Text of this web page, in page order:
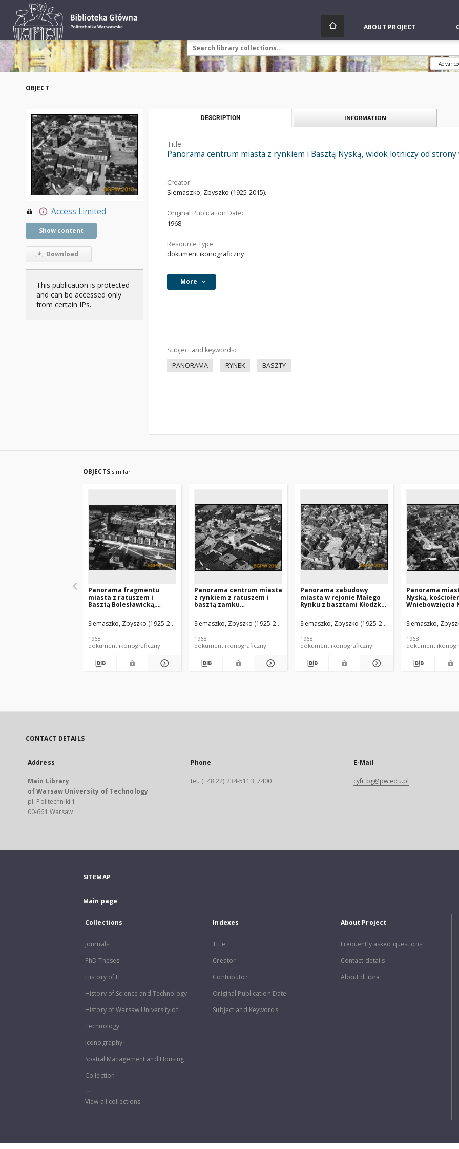
ABOUT PROJECT
OBJECT
Access Limited
Show content
Download
This publication is protected
and can be accessed only
from certain IPs.
DESCRIPTION INFORMATION
Title:
Panorama centrum miasta z rynkiem i Basztą Nyską, widok lotniczy od strony
Creator:
Siemaszko, Zbyszko (1925-2015).
Original Publication Date:
1968
Resource Type:
dokument ikonograficzny
More
Subject and keywords:
PANORAMA
RYNEK BASZTY
OBJECTS similar
Panorama fragmentu
miasta z ratuszem i
Basztą Bolesławicką,
południowej, Lwówek
Śląski
Siemaszko, Zbyszko (1925-2015).
1968
dokument ikonograficzny
Panorama centrum miasta
z rynkiem z ratuszem i
basztą zamku
lotniczy od strony
południowo-wschodniej,
Siemaszko, Zbyszko (1925-2015).
1968
dokument ikonograficzny
Panorama zabudowy
miasta w rejonie Małego
Rynku z basztami Kłodzką i
od strony południowo-
wschodniej w kierunku
Archanioła, Bystrzyca
Kłodzka
Siemaszko, Zbyszko (1925-2015).
1968
dokument ikonograficzny
Panorama
Nyską,
Wniebowzięcia
zachodniej w
zamku i Wieży
Siemaszko,
1968
dokument
CONTACT DETAILS
Address
Main Library
of Warsaw University of Technology
pl. Politechniki 1
00-661 Warsaw
Phone
tel. (+48 22) 234-5113, 7400
E-Mail
cyfr.bg@pw.edu.pl
SITEMAP
Main page
Collections
Journals
PhD Theses
History of IT
History of Science and Technology
History of Warsaw University of
Technology
Iconography
Spatial Management and Housing
Collection
...
View all collections
Indexes
Title
Creator
Contributor
Original Publication Date
Subject and Keywords
About Project
Frequently asked questions
Contact details
About dLibra